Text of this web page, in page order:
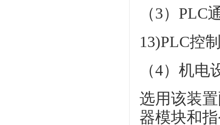
（3）
13)PLC控
（4）机
选用该装
器模块和